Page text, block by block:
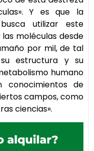
Y es que la
utilizar este
moléculas desde
por mil, de tal
estructura y su
humano
conocimientos de
campos, como
ciencias».